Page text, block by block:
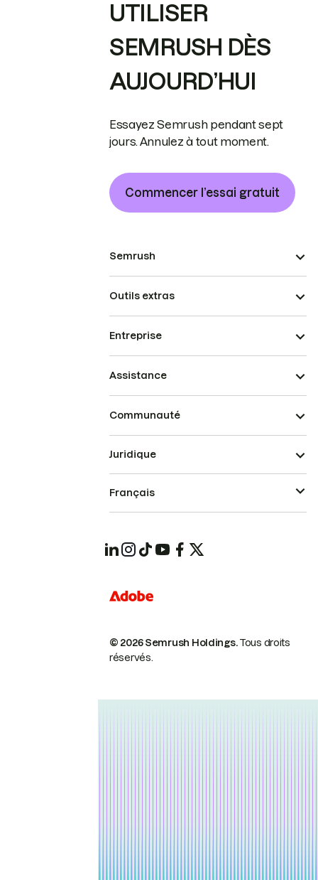
UTILISER
SEMRUSH DÈS
AUJOURD’HUI
Essayez Semrush pendant sept
jours. Annulez à tout moment.
Commencer l’essai gratuit
Semrush
Outils extras
Entreprise
Assistance
Communauté
© 2026 Semrush Holdings.Tous droits
réservés.
Juridique
Français